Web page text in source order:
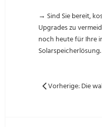
→ Sind Sie bereit,
Upgrades zu
noch heute für Ihre
Solarspeicherlösung.